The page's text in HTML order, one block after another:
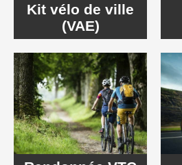
Kit vélo de ville
(VAE)